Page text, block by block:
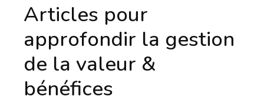
Articles pour
approfondir la gestion
de la valeur &
bénéfices